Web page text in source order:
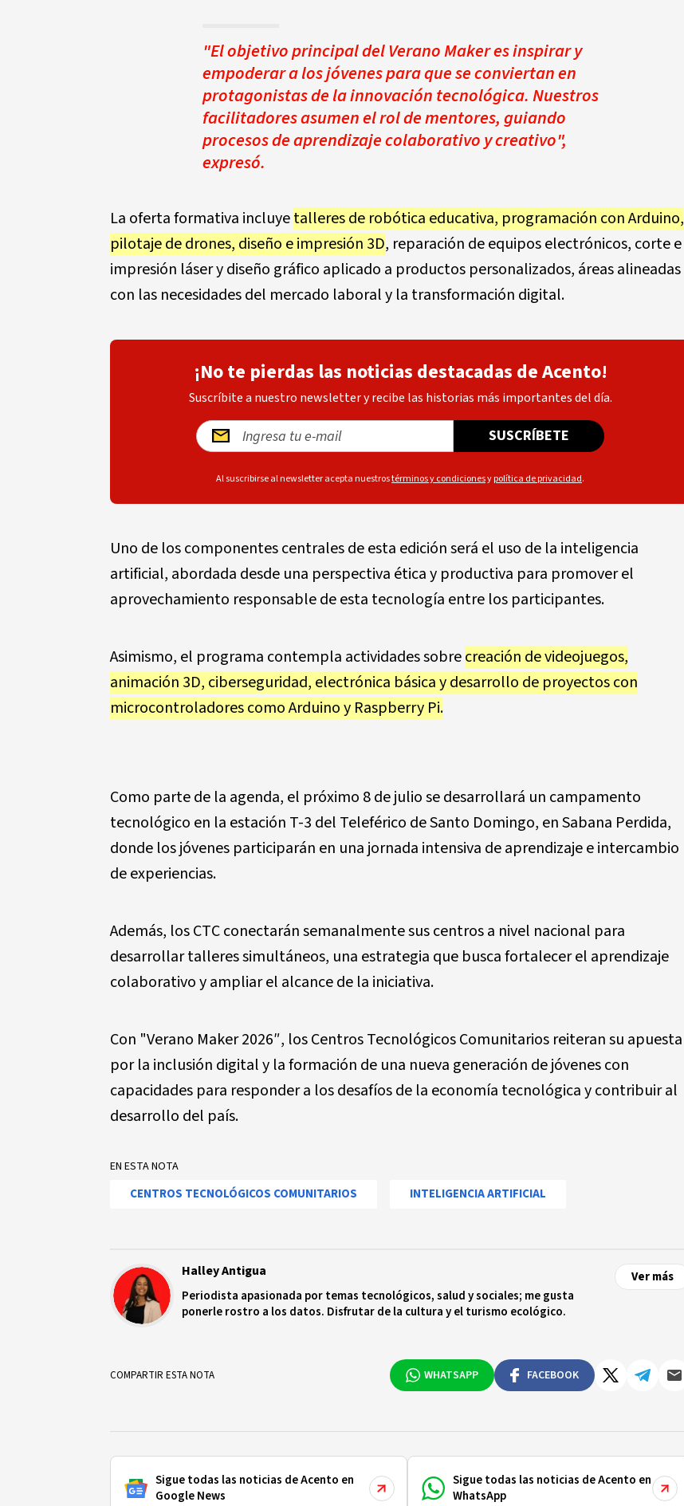
"El objetivo principal del Verano Maker es inspirar y
empoderar a los jóvenes para que se conviertan en
protagonistas de la innovación tecnológica. Nuestros
facilitadores asumen el rol de mentores, guiando
procesos de aprendizaje colaborativo y creativo",
expresó.
La oferta formativa incluyetalleres de robótica educativa, programación con Arduino,
pilotaje de drones, diseño e impresión 3D, reparación de equipos electrónicos, corte e
impresión láser y diseño gráfico aplicado a productos personalizados, áreas alineadas
con las necesidades del mercado laboral y la transformación digital.
¡No te pierdas las noticias destacadas de Acento!
Suscríbite a nuestro newsletter y recibe las historias más importantes del día.
SUSCRÍBETE
Al suscribirse al newsletter acepta nuestrostérminos y condicionesypolítica de privacidad.
Uno de los componentes centrales de esta edición será el uso de la inteligencia
artificial, abordada desde una perspectiva ética y productiva para promover el
aprovechamiento responsable de esta tecnología entre los participantes.
Asimismo, el programa contempla actividades sobrecreación de videojuegos,
animación 3D, ciberseguridad, electrónica básica y desarrollo de proyectos con
microcontroladores como Arduino y Raspberry Pi.
Como parte de la agenda, el próximo 8 de julio se desarrollará un campamento
tecnológico en la estación T-3 del Teleférico de Santo Domingo, en Sabana Perdida,
donde los jóvenes participarán en una jornada intensiva de aprendizaje e intercambio
de experiencias.
Además, los CTC conectarán semanalmente sus centros a nivel nacional para
desarrollar talleres simultáneos, una estrategia que busca fortalecer el aprendizaje
colaborativo y ampliar el alcance de la iniciativa.
Con "Verano Maker 2026″, los Centros Tecnológicos Comunitarios reiteran su apuesta
por la inclusión digital y la formación de una nueva generación de jóvenes con
capacidades para responder a los desafíos de la economía tecnológica y contribuir al
desarrollo del país.
EN ESTA NOTA
CENTROS TECNOLÓGICOS COMUNITARIOS INTELIGENCIA ARTIFICIAL
Halley Antigua
Periodista apasionada por temas tecnológicos, salud y sociales; me gusta
ponerle rostro a los datos. Disfrutar de la cultura y el turismo ecológico.
Ver más
COMPARTIR ESTA NOTA WHATSAPP FACEBOOK
Sigue todas las noticias de Acento en
Google News
Sigue todas las noticias de Acento en
WhatsApp